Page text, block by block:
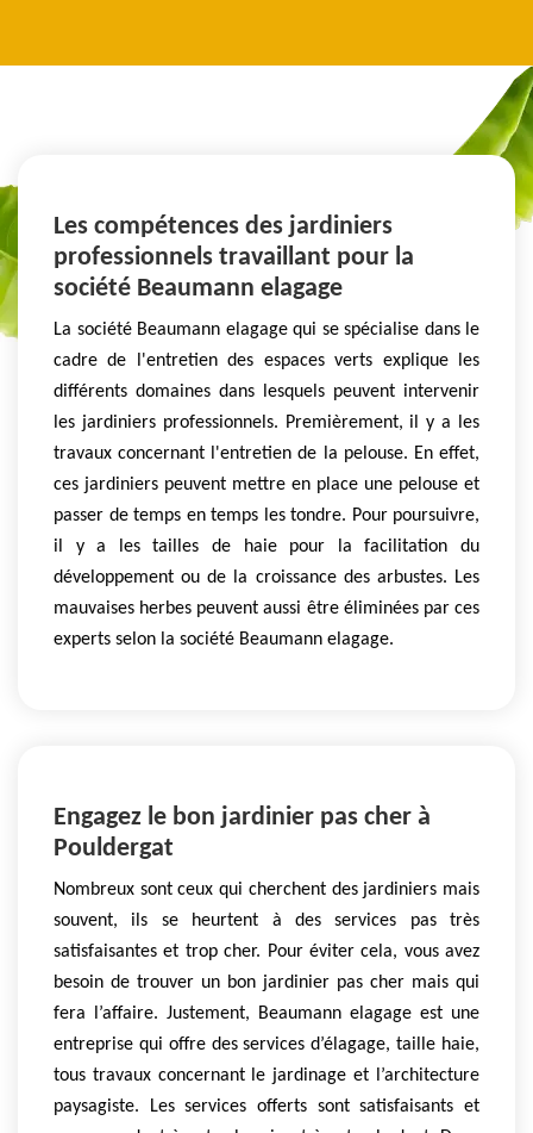
Les compétences des jardiniers
professionnels travaillant pour la
société Beaumann elagage
La société Beaumann elagage qui se spécialise dans le
cadre de l'entretien des espaces verts explique les
différents domaines dans lesquels peuvent intervenir
les jardiniers professionnels. Premièrement, il y a les
travaux concernant l'entretien de la pelouse. En effet,
ces jardiniers peuvent mettre en place une pelouse et
passer de temps en temps les tondre. Pour poursuivre,
il y a les tailles de haie pour la facilitation du
développement ou de la croissance des arbustes. Les
mauvaises herbes peuvent aussi être éliminées par ces
experts selon la société Beaumann elagage.
Engagez le bon jardinier pas cher à
Pouldergat
Nombreux sont ceux qui cherchent des jardiniers mais
souvent, ils se heurtent à des services pas très
satisfaisantes et trop cher. Pour éviter cela, vous avez
besoin de trouver un bon jardinier pas cher mais qui
fera l’affaire. Justement, Beaumann elagage est une
entreprise qui offre des services d’élagage, taille haie,
tous travaux concernant le jardinage et l’architecture
paysagiste. Les services offerts sont satisfaisants et